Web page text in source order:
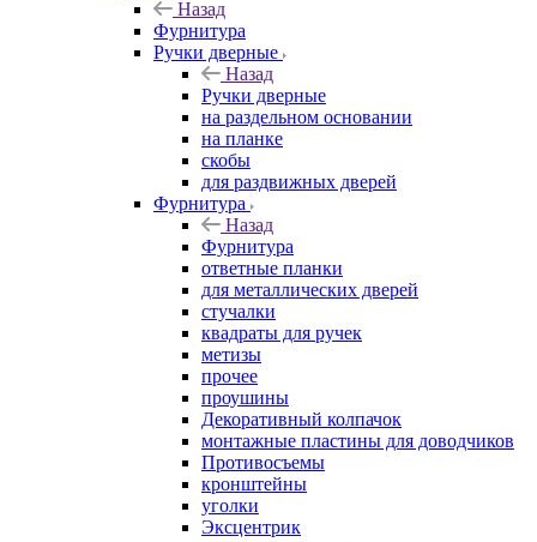
Назад
Фурнитура
Ручки дверные
Назад
Ручки дверные
на раздельном основании
на планке
скобы
для раздвижных дверей
Фурнитура
Назад
Фурнитура
ответные планки
для металлических дверей
стучалки
квадраты для ручек
метизы
прочее
проушины
Декоративный колпачок
монтажные пластины для доводчиков
Противосъемы
кронштейны
уголки
Эксцентрик